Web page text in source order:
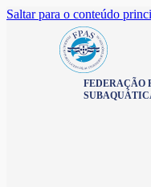
Saltar para o conteúdo
FEDERAÇÃO